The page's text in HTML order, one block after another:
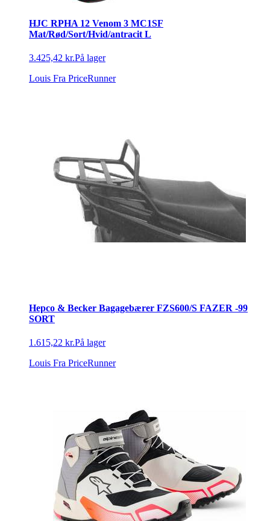
HJC RPHA 12 Venom 3 MC1SF
Mat/Rød/Sort/Hvid/antracit L
3.425,42 kr.På lager
Louis Fra PriceRunner
Hepco & Becker Bagagebærer FZS600/S FAZER -99
SORT
1.615,22 kr.På lager
Louis Fra PriceRunner